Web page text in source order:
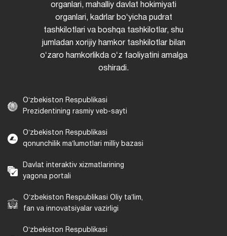
organlari, mahalliy davlat hokimiyati
organlari, kadrlar boʻyicha pudrat
tashkilotlari va boshqa tashkilotlar, shu
jumladan xorijiy hamkor tashkilotlar bilan
oʻzaro hamkorlikda oʻz faoliyatini amalga
oshiradi.
Oʻzbekiston Respublikasi
Prezidentining rasmiy veb-sayti
Oʻzbekiston Respublikasi
qonunchilik maʼlumotlari milliy bazasi
Davlat interaktiv xizmatlarining
yagona portali
Oʻzbekiston Respublikasi Oliy taʼlim,
fan va innovatsiyalar vazirligi
Oʻzbekiston Respublikasi